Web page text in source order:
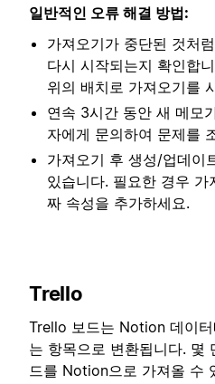
일반적인 오류 해결 방법:
가져오기가 중단된 것처
다시 시작되는지 확인합
위의 배치로 가져오기를
연속 3시간 동안 새 메모
자에게 문의하여 문제를
가져오기 후 생성/업데이
있습니다. 필요한 경우
짜 속성을 추가하세요.
Trello
Trello 보드는 Notion 데이
는 항목으로 변환됩니다. 몇
드를 Notion으로 가져올 수